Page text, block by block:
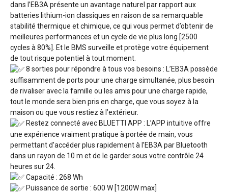
dans l’EB3A présente un avantage naturel par rapport aux
batteries lithium-ion classiques en raison de sa remarquable
stabilité thermique et chimique, ce qui vous permet d’obtenir de
meilleures performances et un cycle de vie plus long [2500
cycles à 80%]. Et le BMS surveille et protège votre équipement
de tout risque potentiel à tout moment.
8 sorties pour répondre à tous vos besoins : L’EB3A possède
suffisamment de ports pour une charge simultanée, plus besoin
de rivaliser avec la famille ou les amis pour une charge rapide,
tout le monde sera bien pris en charge, que vous soyez à la
maison ou que vous restiez à l’extérieur.
Restez connecté avec BLUETTI APP : L’APP intuitive offre
une expérience vraiment pratique à portée de main, vous
permettant d’accéder plus rapidement à l’EB3A par Bluetooth
dans un rayon de 10 m et de le garder sous votre contrôle 24
heures sur 24.
Capacité : 268 Wh
Puissance de sortie : 600 W [1200W max]